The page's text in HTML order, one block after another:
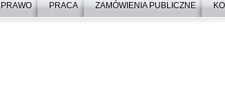
PRAWO PRACA ZAMÓWIENIA PUBLICZNE